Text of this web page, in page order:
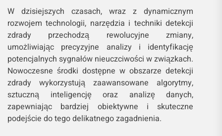
W dzisiejszych czasach, wraz z dynamicznym
rozwojem technologii, narzędzia i techniki detekcji
zdrady przechodzą rewolucyjne zmiany,
umożliwiając precyzyjne analizy i identyfikację
potencjalnych sygnałów nieuczciwości w związkach.
Nowoczesne środki dostępne w obszarze detekcji
zdrady wykorzystują zaawansowane algorytmy,
sztuczną inteligencję oraz analizę danych,
zapewniając bardziej obiektywne i skuteczne
podejście do tego delikatnego zagadnienia.